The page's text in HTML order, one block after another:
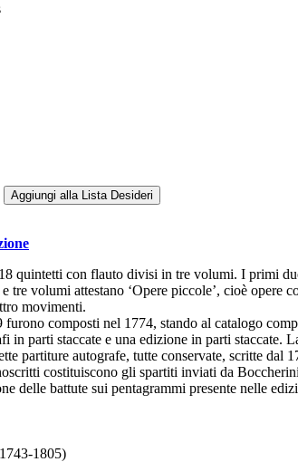
Aggiungi alla Lista Desideri
quintetti con flauto divisi in tre volumi. I primi
tre volumi attestano ‘Opere piccole’, cioè
movimenti.
composti nel 1774, stando al catalogo
in parti staccate e una edizione in parti staccate.
partiture autografe, tutte conservate, scritte
costituiscono gli spartiti inviati da
delle battute sui pentagrammi presente nelle
1805)